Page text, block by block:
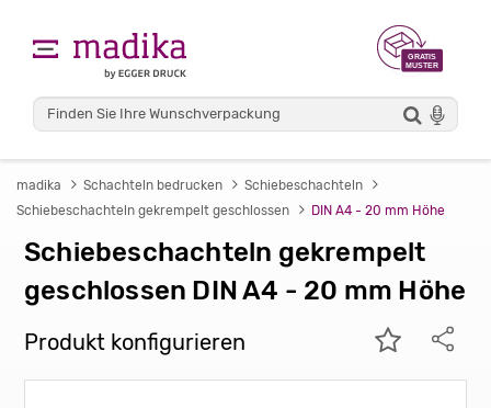
madika Schachteln bedrucken
Schiebeschachteln
Schiebeschachteln gekrempelt geschlossen
DIN A4 - 20 mm Höhe
Schiebeschachteln gekrempelt
geschlossen DIN A4 - 20 mm Höhe
Produkt konfigurieren